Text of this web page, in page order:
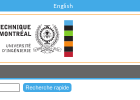
English